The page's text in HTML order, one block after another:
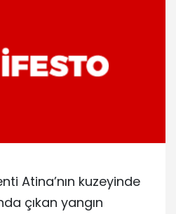
Atina’nın kuzeyinde
çıkan yangın